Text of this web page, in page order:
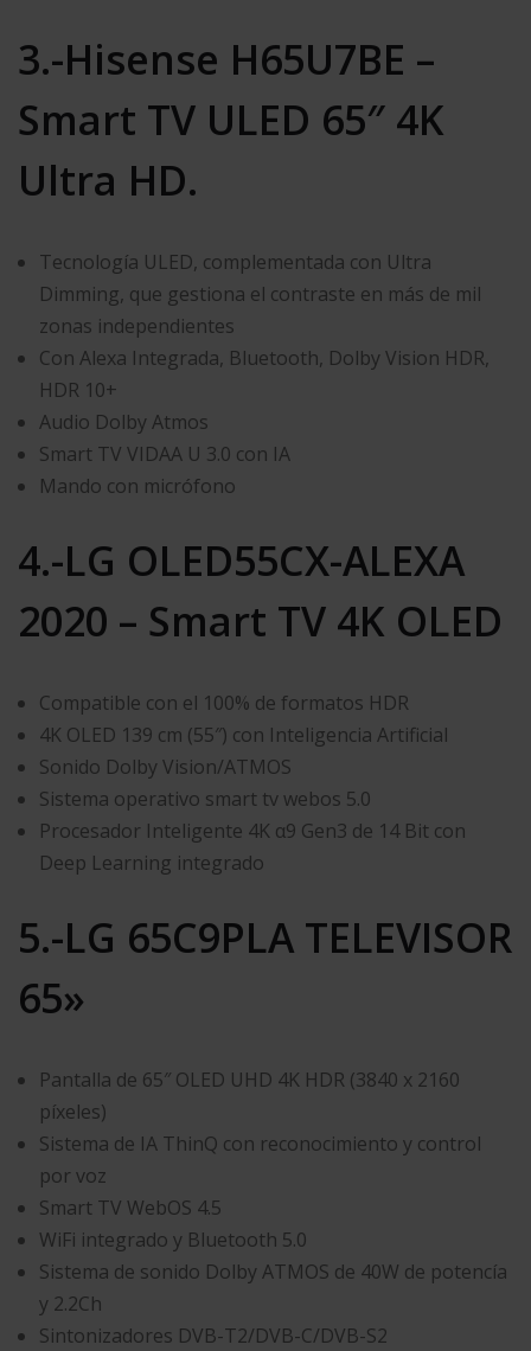
3.-Hisense H65U7BE –
Smart TV ULED 65″ 4K
Ultra HD.
Tecnología ULED, complementada con Ultra
Dimming, que gestiona el contraste en más de mil
zonas independientes
Con Alexa Integrada, Bluetooth, Dolby Vision HDR,
HDR 10+
Audio Dolby Atmos
Smart TV VIDAA U 3.0 con IA
Mando con micrófono
4.-LG OLED55CX-ALEXA
2020 – Smart TV 4K OLED
Compatible con el 100% de formatos HDR
4K OLED 139 cm (55″) con Inteligencia Artificial
Sonido Dolby Vision/ATMOS
Sistema operativo smart tv webos 5.0
Procesador Inteligente 4K α9 Gen3 de 14 Bit con
Deep Learning integrado
5.-LG 65C9PLA TELEVISOR
65»
Pantalla de 65″ OLED UHD 4K HDR (3840 x 2160
píxeles)
Sistema de IA ThinQ con reconocimiento y control
por voz
Smart TV WebOS 4.5
WiFi integrado y Bluetooth 5.0
Sistema de sonido Dolby ATMOS de 40W de potencía
y 2.2Ch
Sintonizadores DVB-T2/DVB-C/DVB-S2